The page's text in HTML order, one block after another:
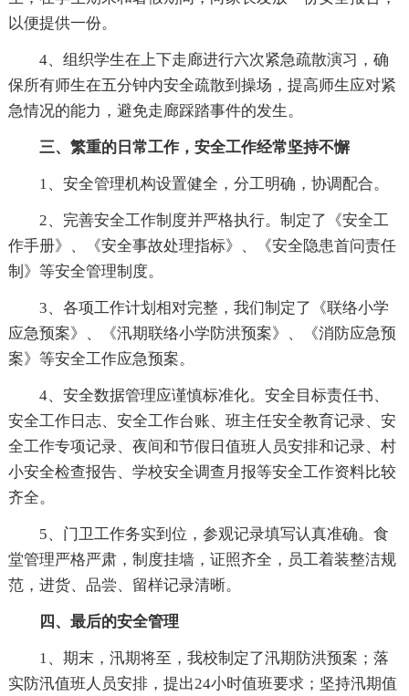
以便提供一份。
4、组织学生在上下走廊进行六次紧急疏散演习，确
保所有师生在五分钟内安全疏散到操场，提高师生应对紧
急情况的能力，避免走廊踩踏事件的发生。
三、繁重的日常工作，安全工作经常坚持不懈
1、安全管理机构设置健全，分工明确，协调配合。
2、完善安全工作制度并严格执行。制定了《安全工
作手册》、《安全事故处理指标》、《安全隐患首问责任
制》等安全管理制度。
3、各项工作计划相对完整，我们制定了《联络小学
应急预案》、《汛期联络小学防洪预案》、《消防应急预
案》等安全工作应急预案。
4、安全数据管理应谨慎标准化。安全目标责任书、
安全工作日志、安全工作台账、班主任安全教育记录、安
全工作专项记录、夜间和节假日值班人员安排和记录、村
小安全检查报告、学校安全调查月报等安全工作资料比较
齐全。
5、门卫工作务实到位，参观记录填写认真准确。食
堂管理严格严肃，制度挂墙，证照齐全，员工着装整洁规
范，进货、品尝、留样记录清晰。
四、最后的安全管理
1、期末，汛期将至，我校制定了汛期防洪预案；落
实防汛值班人员安排，提出24小时值班要求；坚持汛期值